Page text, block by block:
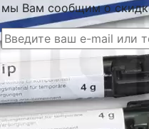
мы Вам сообщим о